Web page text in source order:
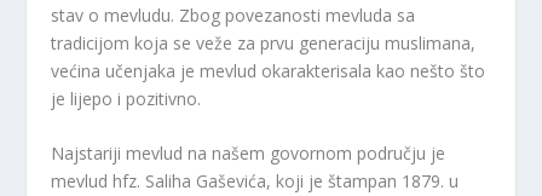
stav o mevludu. Zbog povezanosti mevluda sa
tradicijom koja se veže za prvu generaciju muslimana,
većina učenjaka je mevlud okarakterisala kao nešto što
je lijepo i pozitivno.
Najstariji mevlud na našem govornom području je
mevlud hfz. Saliha Gaševića, koji je štampan 1879. u